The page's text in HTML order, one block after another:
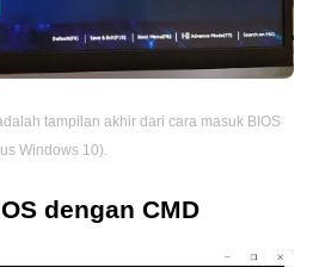
tampilan akhir dari cara masuk BIOS
Windows 10).
dengan CMD